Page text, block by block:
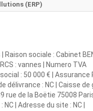
(ERP)
sociale : Cabinet
: vannes | Numero TVA
: 50 000 € | Assurance
: NC | Caisse de
rue de la Boëtie 75008
| Adresse du site : NC |